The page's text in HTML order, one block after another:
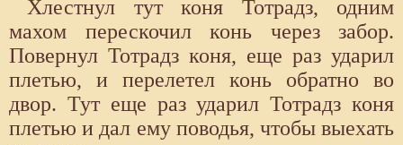
Хлестнул тут коня Тотрадз, одним
махом перескочил конь через забор.
Повернул Тотрадз коня, еще раз ударил
плетью, и перелетел конь обратно во
двор. Тут еще раз ударил Тотрадз коня
плетью и дал ему поводья, чтобы выехать